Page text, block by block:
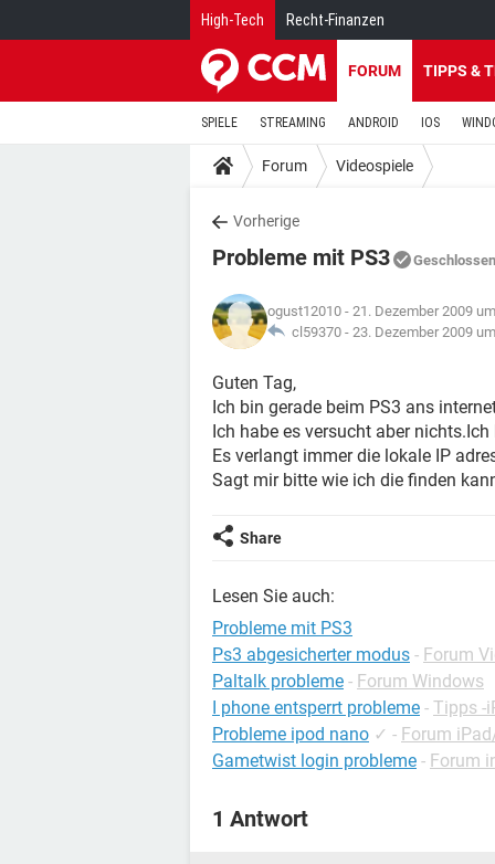
High-Tech Recht-Finanzen
FORUM TIPPS &
SPIELE STREAMING ANDROID IOS
Forum Videospiele
Vorherige
Probleme mit PS3 Geschlossen
ogust12010 - 21. Dezember 2009
cl59370 - 23. Dezember 2009
Guten Tag,
Ich bin gerade beim PS3 ans
Ich habe es versucht aber
Es verlangt immer die lokale IP
Sagt mir bitte wie ich die finden
Share
Lesen Sie auch:
Probleme mit PS3
Ps3 abgesicherter modus - Forum
Paltalk probleme - Forum Windows
I phone entsperrt probleme - Tipps -
Probleme ipod nano ✓ - Forum
Gametwist login probleme - Forum
1 Antwort